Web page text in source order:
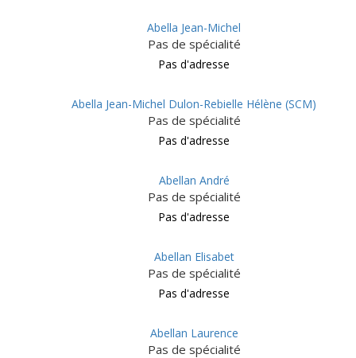
Abella Jean-Michel
Pas de spécialité
Pas d'adresse
Abella Jean-Michel Dulon-Rebielle Hélène (SCM)
Pas de spécialité
Pas d'adresse
Abellan André
Pas de spécialité
Pas d'adresse
Abellan Elisabet
Pas de spécialité
Pas d'adresse
Abellan Laurence
Pas de spécialité